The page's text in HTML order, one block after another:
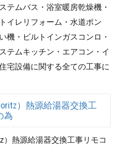
テムバス・浴室暖房乾燥機・
イレリフォーム・水道ポン
機・ビルトインガスコンロ・
テムキッチン・エアコン・イ
宅設備に関する全ての工事に
）熱源給湯器交換工
為